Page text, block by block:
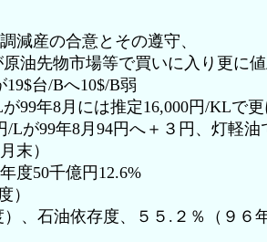
減産の合意とその遵守、
物市場等で買いに入り更に値
台/Bへ10$/B弱
99年8月には推定16,000円/KLで
Lが99年8月94円へ＋３円、灯軽油
末）
度50千億円12.6%
）
、石油依存度、５５.２％（９６年